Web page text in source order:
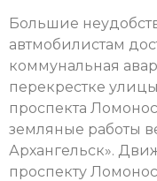
Большие
автмобилистам
коммунальная
перекрестке
проспекта
земляные работы
Архангельск».
проспекту